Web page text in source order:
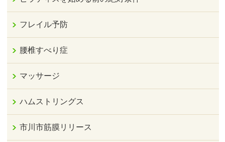
フレイル予防
腰椎すべり症
マッサージ
ハムストリングス
市川市筋膜リリース